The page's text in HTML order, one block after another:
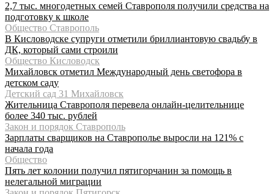
2,7 тыс. многодетных семей Ставрополя получили средства на
подготовку к школе
Общество Ставрополь
В Кисловодске супруги отметили бриллиантовую свадьбу в
ДК, который сами строили
Общество Кисловодск
Михайловск отметил Международный день светофора в
детском саду
Детский сад 31 Михайловск
Жительница Ставрополя перевела онлайн-целительнице
более 340 тыс. рублей
Закон и порядок Ставрополь
Зарплаты сварщиков на Ставрополье выросли на 121% с
начала года
Общество
Пять лет колонии получил пятигорчанин за помощь в
нелегальной миграции